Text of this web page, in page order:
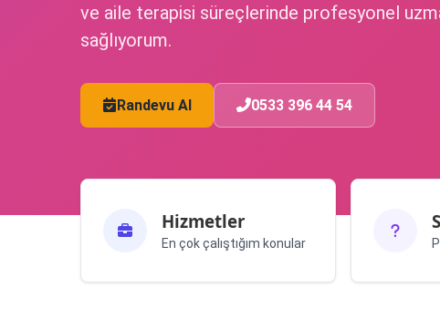
ve aile terapisi süreçlerinde profesyonel
sağlıyorum.
Randevu Al 0533 396 44 54
Hizmetler
En çok çalıştığım konular